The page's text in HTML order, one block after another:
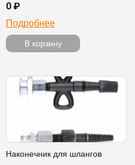
0 ₽
Подробнее
В корзину
Наконечник для шлангов